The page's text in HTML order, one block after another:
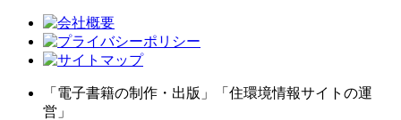
「電子書籍の制作・出版」「住環境情報サイトの運
営」